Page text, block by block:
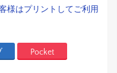
様はプリントしてご利用
Pocket